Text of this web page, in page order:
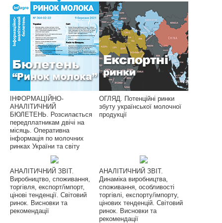
ІНФОРМАЦІЙНО-
АНАЛІТИЧНИЙ
БЮЛЕТЕНЬ. Розсилається
передплатникам двічі на
місяць. Оперативна
інформація по молочних
ринках України та світу
ОГЛЯД. Потенційні ринки
збуту української молочної
продукції
АНАЛІТИЧНИЙ ЗВІТ.
Виробництво, споживання,
торгівля, експорт/імпорт,
цінові тенденції. Світовий
ринок. Висновки та
рекомендації
АНАЛІТИЧНИЙ ЗВІТ.
Динаміка виробництва,
споживання, особливості
торгівлі, експорту/імпорту,
цінових тенденцій. Світовий
ринок. Висновки та
рекомендації